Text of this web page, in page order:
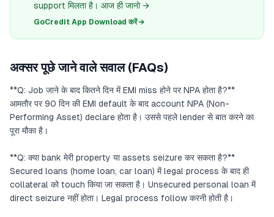
support मिलता है। आज ही जानो →
GoCredit App Download करें →
अक्सर पूछे जाने वाले सवाल (FAQs)
**Q: Job जाने के बाद कितने दिन में EMI miss होने पर NPA होता है?**
आमतौर पर 90 दिन की EMI default के बाद account NPA (Non-
Performing Asset) declare होता है। उससे पहले lender से बात करने का
पूरा मौका है।
**Q: क्या bank मेरी property या assets seizure कर सकता है?**
Secured loans (home loan, car loan) में legal process के बाद ही
collateral को touch किया जा सकता है। Unsecured personal loan में
direct seizure नहीं होता। Legal process follow करनी होती है।